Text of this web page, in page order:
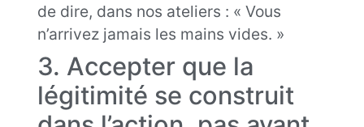
de dire, dans nos ateliers : « Vous
n’arrivez jamais les mains vides. »
3. Accepter que la
légitimité se construit